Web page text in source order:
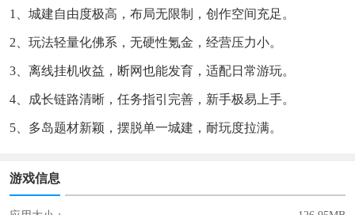
1、城建自由度极高，布局无限制，创作空间充足。
2、玩法轻量化佛系，无硬性氪金，经营压力小。
3、离线挂机收益，断网也能发育，适配日常游玩。
4、成长链路清晰，任务指引完善，新手极易上手。
5、多岛题材新颖，摆脱单一城建，耐玩度拉满。
游戏信息